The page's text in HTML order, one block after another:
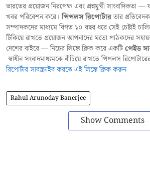
ভারতের প্রয়োজন নিরপেক্ষ এবং প্রশ্নমুখী সাংবাদিকতা
খবর পরিবেশন করে।পিপলস রিপোর্টারতার
সম্পাদকদের মাধ্যমে বিগত ১০ বছর ধরে সেই চেষ্টাই
টিকিয়ে রাখতে প্রয়োজন আপনাদের মতো পাঠকদের
দেশের বাইরে — নিচের লিঙ্কে ক্লিক করে একটিপেইড
স্বাধীন সংবাদমাধ্যমকে বাঁচিয়ে রাখতে পিপলস
রিপোর্টার সাবস্ক্রাইব করতে এই লিঙ্কে ক্লিক করুন
Rahul Arunoday Banerjee
Show Comments